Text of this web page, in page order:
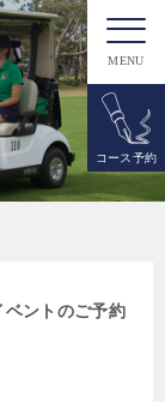
MENU
コース予約
ントのご予約